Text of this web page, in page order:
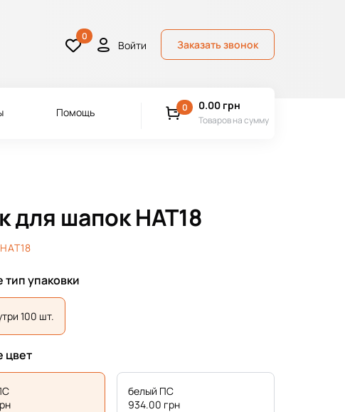
0
Войти Заказать звонок
Помощь 0 0.00 грн
Товаров на сумму
для шапок HAT18
HAT18
упаковки
100 шт.
цвет
белый ПС
934.00 грн